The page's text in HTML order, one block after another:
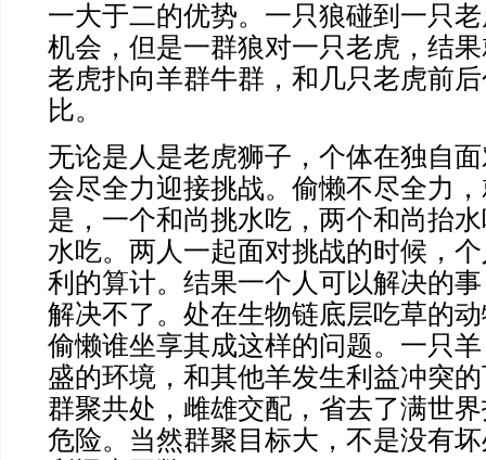
一大于二的优势。一只狼碰到一只
机会，但是一群狼对一只老虎，结
老虎扑向羊群牛群，和几只老虎前
比。
无论是人是老虎狮子，个体在独自
会尽全力迎接挑战。偷懒不尽全力
是，一个和尚挑水吃，两个和尚抬
水吃。两人一起面对挑战的时候，
利的算计。结果一个人可以解决的
解决不了。处在生物链底层吃草的
偷懒谁坐享其成这样的问题。一只
盛的环境，和其他羊发生利益冲突
群聚共处，雌雄交配，省去了满世
危险。当然群聚目标大，不是没有